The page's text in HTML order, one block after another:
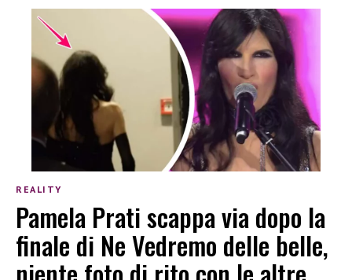
REALITY
Pamela Prati scappa via dopo la
finale di Ne Vedremo delle belle,